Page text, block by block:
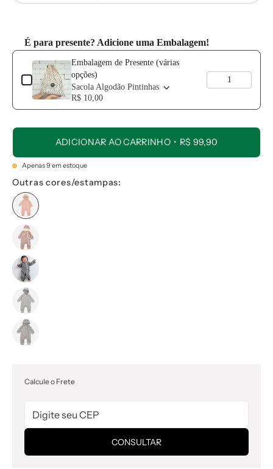
É para presente? Adicione uma Embalagem!
Use the Previous and Next buttons to navigate through product
Embalagem de Presente (várias
opções)
Sacola Algodão Pintinhas
R$ 10,00
ADICIONAR AO CARRINHO R$ 99,90
Apenas9 em estoque
Outras cores/estampas:
Calcule o Frete
CONSULTAR